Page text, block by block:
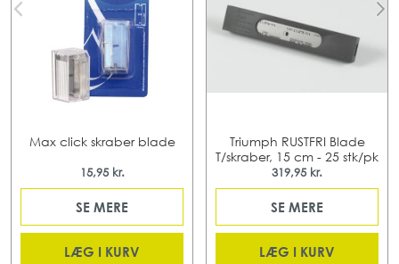
Max click skraber blade
15,95 kr.
SE MERE
LÆG I KURV
Triumph RUSTFRI Blade
T/skraber, 15 cm - 25 stk/pk
319,95 kr.
SE MERE
LÆG I KURV